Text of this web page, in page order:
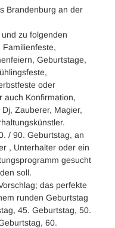
Brandenburg an der
zu folgenden
Familienfeste,
Geburtstage,
oder
auch Konfirmation,
Zauberer, Magier,
/ 90. Geburtstag, an
, Unterhalter oder ein
gesucht
soll.
das perfekte
runden Geburtstag
45. Geburtstag, 50.
60.